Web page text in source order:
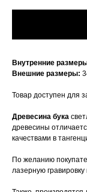
Внутренние
Внешние размеры:
Товар доступен для
Древесина бука
древесины
качествами в
По желанию
лазерную гравировку